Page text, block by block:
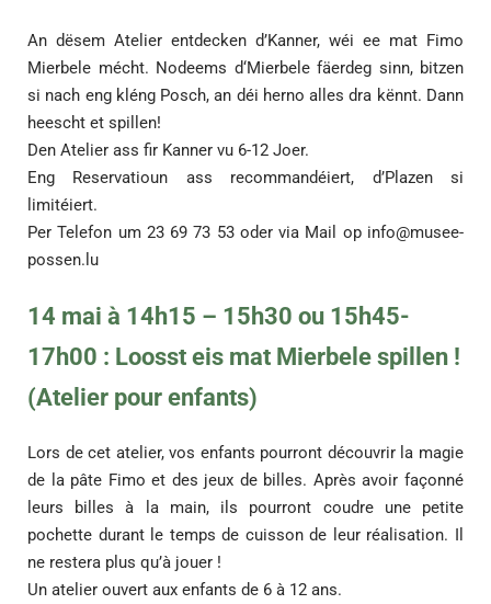
An dësem Atelier entdecken d’Kanner, wéi ee mat Fimo
Mierbele mécht. Nodeems d‘Mierbele fäerdeg sinn, bitzen
si nach eng kléng Posch, an déi herno alles dra kënnt. Dann
heescht et spillen!
Den Atelier ass fir Kanner vu 6-12 Joer.
Eng Reservatioun ass recommandéiert, d’Plazen si
limitéiert.
Per Telefon um 23 69 73 53 oder via Mail op info@musee-
possen.lu
14 mai à 14h15 – 15h30 ou 15h45-
17h00 : Loosst eis mat Mierbele spillen !
(Atelier pour enfants)
Lors de cet atelier, vos enfants pourront découvrir la magie
de la pâte Fimo et des jeux de billes. Après avoir façonné
leurs billes à la main, ils pourront coudre une petite
pochette durant le temps de cuisson de leur réalisation. Il
ne restera plus qu’à jouer !
Un atelier ouvert aux enfants de 6 à 12 ans.